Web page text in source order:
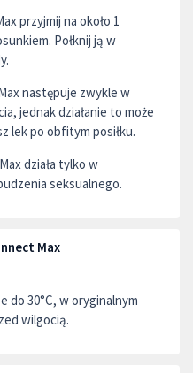
przyjmij na około 1
Połknij ją w
następuje zwykle w
jednak działanie to może
lek po obfitym posiłku.
działa tylko w
seksualnego.
Max
30°C, w oryginalnym
wilgocią.